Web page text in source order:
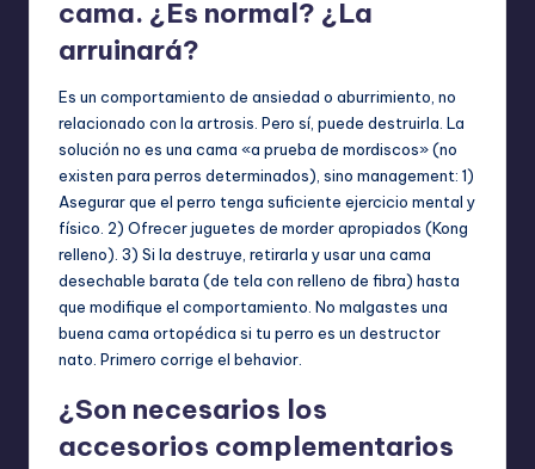
cama. ¿Es normal? ¿La
arruinará?
Es un comportamiento de ansiedad o aburrimiento, no
relacionado con la artrosis. Pero sí, puede destruirla. La
solución no es una cama «a prueba de mordiscos» (no
existen para perros determinados), sino management: 1)
Asegurar que el perro tenga suficiente ejercicio mental y
físico. 2) Ofrecer juguetes de morder apropiados (Kong
relleno). 3) Si la destruye, retirarla y usar una cama
desechable barata (de tela con relleno de fibra) hasta
que modifique el comportamiento. No malgastes una
buena cama ortopédica si tu perro es un destructor
nato. Primero corrige el behavior.
¿Son necesarios los
accesorios complementarios